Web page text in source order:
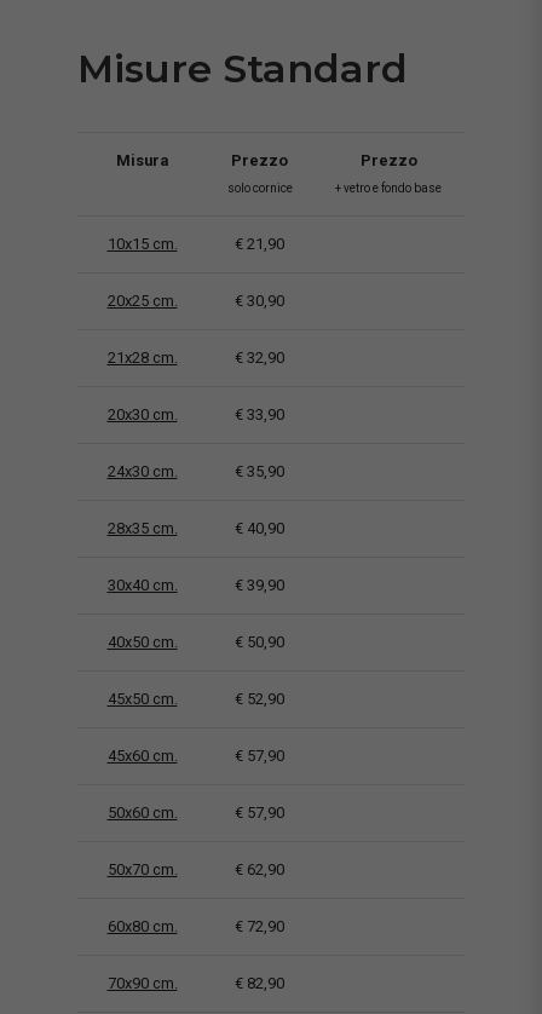
Misure Standard
Misura Prezzo
solo cornice
Prezzo
+ vetro e fondo base
10x15 cm. € 21,90
20x25 cm. € 30,90
21x28 cm. € 32,90
20x30 cm. € 33,90
24x30 cm. € 35,90
28x35 cm. € 40,90
30x40 cm. € 39,90
40x50 cm. € 50,90
45x50 cm. € 52,90
45x60 cm. € 57,90
50x60 cm. € 57,90
50x70 cm. € 62,90
60x80 cm. € 72,90
70x90 cm. € 82,90